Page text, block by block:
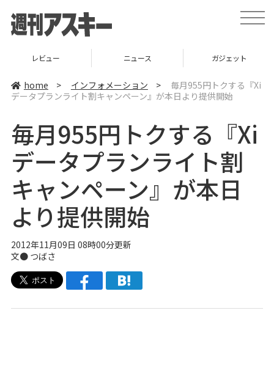
t
o
a
v
t
o
ニュース ガジェット ゲーム
home > インフォメーション >
毎月955円トクする『Xi
データプランライト割キャンペーン』が本日より提供開始
毎月955円トクする『Xi
データプランライト割
キャンペーン』が本日
より提供開始
2012年11月09日 08時00分更新
文● つばさ